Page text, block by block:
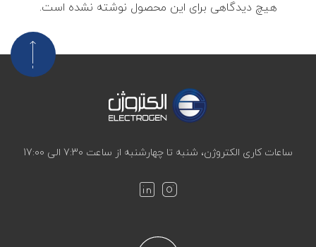
هیچ دیدگاهی برای این محصول نوشته نشده است.
ساعات کاری الکتروژن، شنبه تا چهارشنبه از ساعت 7:30 الی 17:00